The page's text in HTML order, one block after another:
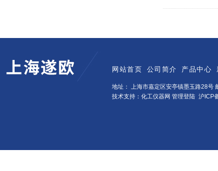
网站首页 公司简介 产品中心
地址： 上海市嘉定区安亭镇墨玉路28号
技术支持：化工仪器网 管理登陆 沪ICP